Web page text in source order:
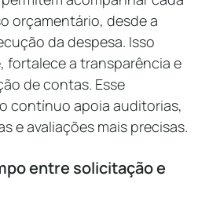
orçamentário, desde a
da despesa. Isso
fortalece a transparência e
de contas. Esse
contínuo apoia auditorias,
e avaliações mais precisas.
entre solicitação e